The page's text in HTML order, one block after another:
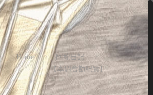
Home
阿龍日記
【本週會勘紀實】